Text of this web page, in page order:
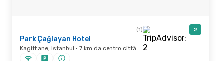
(1) 2
Park Çağlayan Hotel
Kagithane, Istanbul · 7 km da centro città